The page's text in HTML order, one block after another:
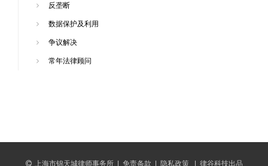
反垄断
数据保护及利用
争议解决
常年法律顾问
上海市锦天城律师事务所 | 免责条款 | 隐私政策 | 律谷科技出品